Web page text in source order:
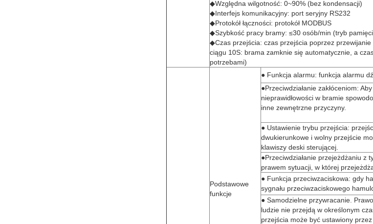
◆Względna wilgotność: 0~90% (bez kondensacji)
◆Interfejs komunikacyjny: port seryjny RS232
◆Protokół łączności: protokół MODBUS
◆Szybkość pracy bramy: ≤30 osób/min (tryb pamięci
◆Czas przejścia: czas przejścia poprzez
ciągu 10S: brama zamknie się automatycznie, a
potrzebami)
Podstawowe
funkcje
● Funkcja alarmu: funkcja alarmu
●Przeciwdziałanie zakłóceniom:
nieprawidłowości w bramie
inne zewnętrzne przyczyny.
● Ustawienie trybu przejścia:
dwukierunkowe i wolny przejście
klawiszy deski sterującej.
●Przeciwdziałanie przejeżdżaniu z
prawem sytuacji, w której
● Funkcja przeciwzaciskowa: gdy
sygnału przeciwzaciskowego
● Samodzielne przywracanie.
ludzie nie przejdą w określonym
przejścia może być ustawiony przez